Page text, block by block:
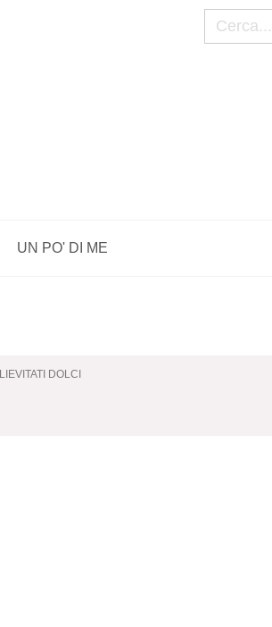
UN PO' DI ME
LIEVITATI DOLCI